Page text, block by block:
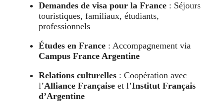
Demandes de visa pour la France : Séjours
touristiques, familiaux, étudiants,
professionnels
Études en France : Accompagnement via
Campus France Argentine
Relations culturelles : Coopération avec
l’Alliance Française et l’Institut Français
d’Argentine